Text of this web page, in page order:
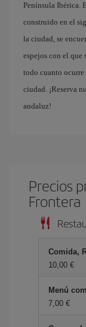
Península Ibérica.
construido en el
la ciudad, se
espejos con el que
todo cuanto ocurre
ciudad. ¡Reserva
andaluz!
Precios
Frontera
Comida,
10,00 €
Menú
7,00 €